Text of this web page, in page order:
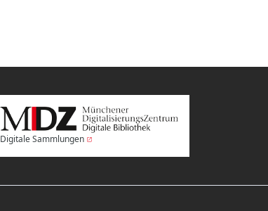
Digitale Sammlungen